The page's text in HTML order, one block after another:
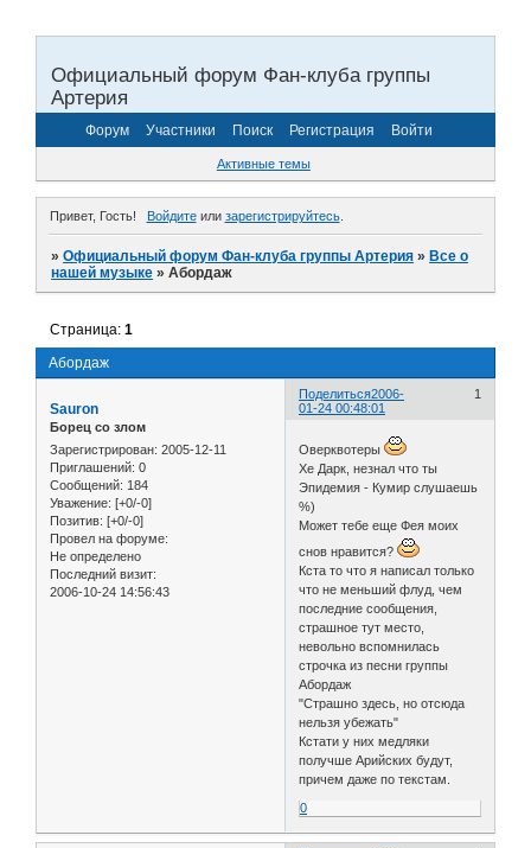
Официальный форум Фан-клуба группы
Артерия
Форум Участники Поиск Регистрация Войти
Активные темы
Привет, Гость! Войдитеили зарегистрируйтесь.
»Официальный форум Фан-клуба группы Артерия »Все о
нашей музыке »Абордаж
Абордаж
Страница:1
Поделиться 1
2006-
01-24 00:48:01
Sauron
Борец со злом
Зарегистрирован: 2005-12-11
Приглашений: 0
Сообщений: 184
Уважение: [+0/-0]
Позитив: [+0/-0]
Провел на форуме:
Не определено
Последний визит:
2006-10-24 14:56:43
Оверквотеры
Хе Дарк, незнал что ты
Эпидемия - Кумир слушаешь
%)
Может тебе еще Фея моих
снов нравится?
Кста то что я написал только
что не меньший флуд, чем
последние сообщения,
страшное тут место,
невольно вспомнилась
строчка из песни группы
Абордаж
"Страшно здесь, но отсюда
нельзя убежать"
Кстати у них медляки
получше Арийских будут,
причем даже по текстам.
0